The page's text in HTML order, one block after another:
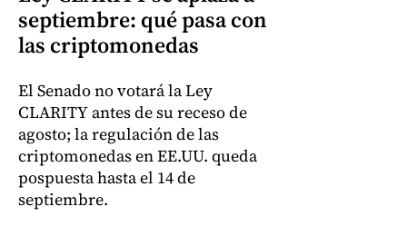
septiembre: qué pasa con
las criptomonedas
El Senado no votará la Ley
CLARITY antes de su receso de
agosto; la regulación de las
criptomonedas en EE.UU. queda
pospuesta hasta el 14 de
septiembre.